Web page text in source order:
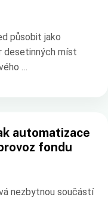
působit jako
desetinných míst
…
automatizace
fondu
nezbytnou součástí